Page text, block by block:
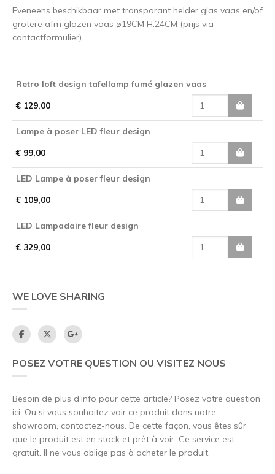
Eveneens beschikbaar met transparant helder glas vaas en/of
grotere afm glazen vaas ø19CM H:24CM (prijs via
contactformulier)
Retro loft design tafellamp fumé glazen vaas
€ 129,00
Lampe à poser LED fleur design
€ 99,00
LED Lampe à poser fleur design
€ 109,00
LED Lampadaire fleur design
€ 329,00
WE LOVE SHARING
POSEZ VOTRE QUESTION OU VISITEZ NOUS
Besoin de plus d'info pour cette article? Posez votre question
ici. Ou si vous souhaitez voir ce produit dans notre
showroom, contactez-nous. De cette façon, vous êtes sûr
que le produit est en stock et prêt à voir. Ce service est
gratuit. Il ne vous oblige pas à acheter le produit.